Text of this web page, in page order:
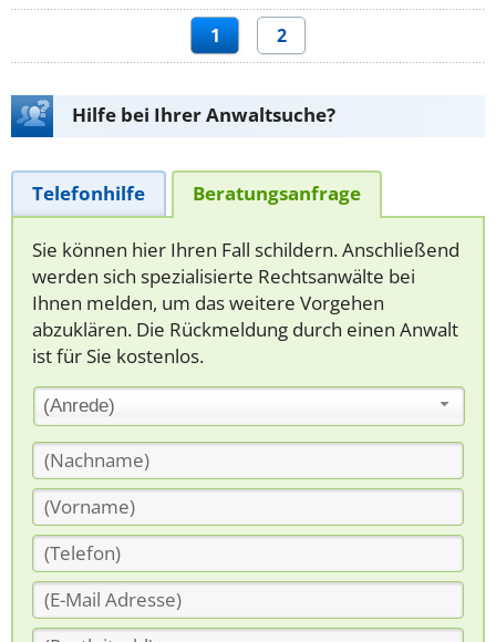
1 2
Hilfe bei Ihrer Anwaltsuche?
Telefonhilfe Beratungsanfrage
Sie können hier Ihren Fall schildern. Anschließend
werden sich spezialisierte Rechtsanwälte bei
Ihnen melden, um das weitere Vorgehen
abzuklären. Die Rückmeldung durch einen Anwalt
ist für Sie kostenlos.
(Anrede)